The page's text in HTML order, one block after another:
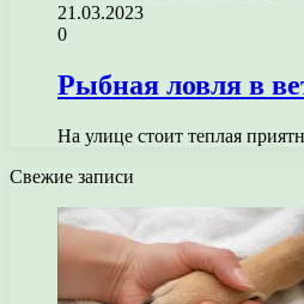
21.03.2023
0
Рыбная ловля в
На улице стоит теплая
Свежие записи